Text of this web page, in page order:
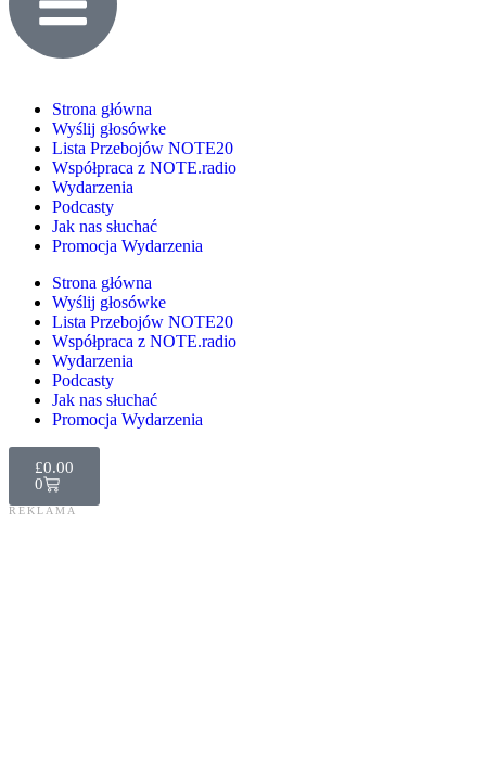
Strona główna
Wyślij głosówke
Lista Przebojów NOTE20
Współpraca z NOTE.radio
Wydarzenia
Podcasty
Jak nas słuchać
Promocja Wydarzenia
Strona główna
Wyślij głosówke
Lista Przebojów NOTE20
Współpraca z NOTE.radio
Wydarzenia
Podcasty
Jak nas słuchać
Promocja Wydarzenia
£0.00
0